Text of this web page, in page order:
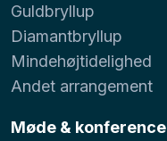
Guldbryllup
Diamantbryllup
Mindehøjtidelighed
Andet arrangement
Møde & konference